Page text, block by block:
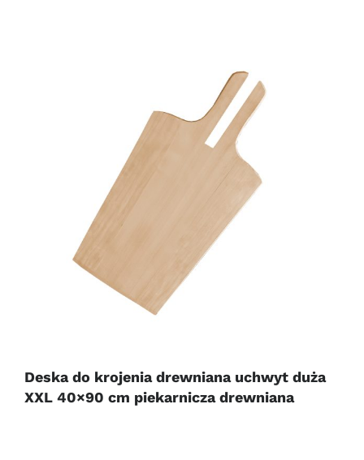
Deska do krojenia drewniana uchwyt duża
XXL 40×90 cm piekarnicza drewniana